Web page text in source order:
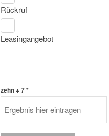
Rückruf
Leasingangebot
zehn + 7 *